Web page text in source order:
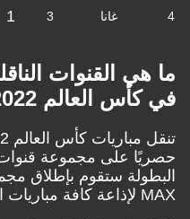
4 غانا 3
1
ما هي القنوات
في كأس العالم 2022؟
حصريًا على مجموعة
MAX لإذاعة كافة مباريات البطولة.